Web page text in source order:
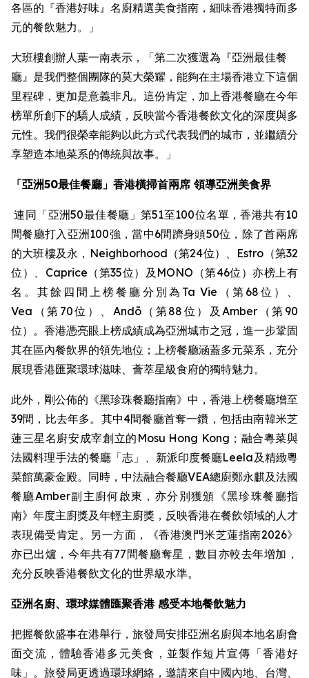
各區的『香港好味』名廚精選美食指南，細味香港獨特而多
元的餐飲魅力。」
大班樓創辦人葉一南表示，「第二次獲選為『亞洲最佳餐
廳』是我們整個團隊的莫大榮耀，能夠在主場香港立下這個
里程碑，更加是意義非凡。這份肯定，加上香港餐廳在今年
榜單所創下的驕人成績，反映當今香港餐飲文化的深度與多
元性。我們很榮幸能夠以此方式代表我們的城市，並繼續分
享塑造本地菜系的傳統與故事。」
「亞洲50最佳餐廳」香港橫掃首兩席 領導亞洲美食界
連同「亞洲50最佳餐廳」第51至100位名單，香港共有10
間餐廳打入亞洲100強，當中6間躋身頭50位，除了首兩席
的大班樓及永，Neighborhood（第24位）、Estro（第32
位）、Caprice（第35位）及MONO（第46位）亦榜上有
名。其餘四間上榜餐廳分別為Ta Vie（第68位）、
Vea（第70位）、Andō（第88位）及Amber（第90
位）。香港憑亮眼上榜成績成為亞洲城市之冠，進一步鞏固
其在區內餐飲界的領先地位；上榜餐廳涵蓋多元菜系，充分
展現香港匯聚環球滋味、薈萃星級食府的獨特魅力。
此外，剛公佈的《黑珍珠餐廳指南》中，香港上榜餐廳增至
39間，比去年多。其中4間餐廳首奪一鑽，包括由南韓米芝
蓮三星名廚安成宰創立的Mosu Hong Kong；融合粵菜與
法國料理手法的餐廳「志」、新派印度餐廳Leela及精緻粵
菜館萬豪金殿。同時，中法融合餐廳VEA總廚鄭永麒及法國
餐廳Amber副主廚何啟東，亦分別獲頒《黑珍珠餐廳指
南》年度主廚獎及年輕主廚獎，反映香港在餐飲領域的人才
表現備受肯定。另一方面，《香港澳門米芝蓮指南2026》
亦已出爐，今年共有77間餐廳奪星，數目亦較去年增加，
充分反映香港餐飲文化的世界級水準。
亞洲名廚、環球媒體匯聚香港 感受本地餐飲魅力
把握餐飲盛事在港舉行，旅發局安排亞洲名廚與本地名廚會
面交流，體驗香港多元美食，並製作短片宣傳「香港好
味」。旅發局更透過環球網絡，邀請來自中國內地、台灣、